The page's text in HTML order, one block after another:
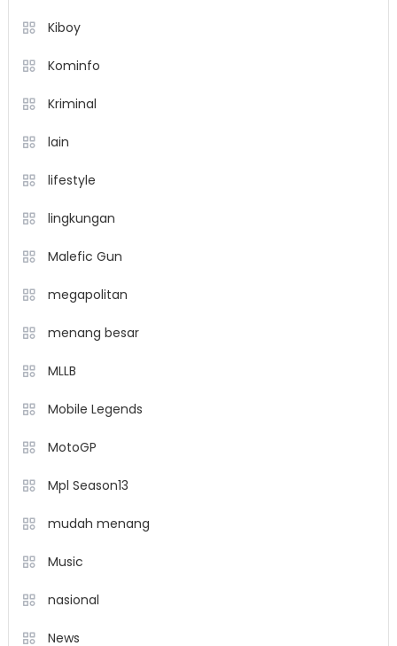
Kiboy
Kominfo
Kriminal
lain
lifestyle
lingkungan
Malefic Gun
megapolitan
menang besar
MLLB
Mobile Legends
MotoGP
Mpl Season13
mudah menang
Music
nasional
News